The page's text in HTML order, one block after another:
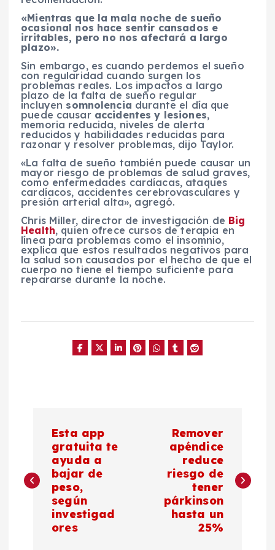
«Mientras que la mala noche de sueño
ocasional nos hace sentir cansados e
irritables, pero no nos afectará a largo
plazo».
Sin embargo, es cuando perdemos el sueño
con regularidad cuando surgen los
problemas reales. Los impactos a largo
plazo de la falta de sueño regular
incluyen somnolencia durante el día que
puede causar accidentes y lesiones,
memoria reducida, niveles de alerta
reducidos y habilidades reducidas para
razonar y resolver problemas, dijo Taylor.
«La falta de sueño también puede causar un
mayor riesgo de problemas de salud graves,
como enfermedades cardíacas, ataques
cardíacos, accidentes cerebrovasculares y
presión arterial alta», agregó.
Chris Miller, director de investigación de Big
Health, quien ofrece cursos de terapia en
línea para problemas como el insomnio,
explica que estos resultados negativos para
la salud son causados por el hecho de que el
cuerpo no tiene el tiempo suficiente para
repararse durante la noche.
v
Esta app
gratuita te
ayuda a
bajar de
peso,
según
investigad
ores
Remover
apéndice
reduce
riesgo de
tener
párkinson
hasta un
25%